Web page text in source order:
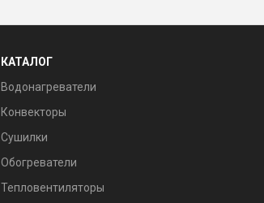
КАТАЛОГ
Водонагреватели
Конвекторы
Сушилки
Обогреватели
Тепловентиляторы